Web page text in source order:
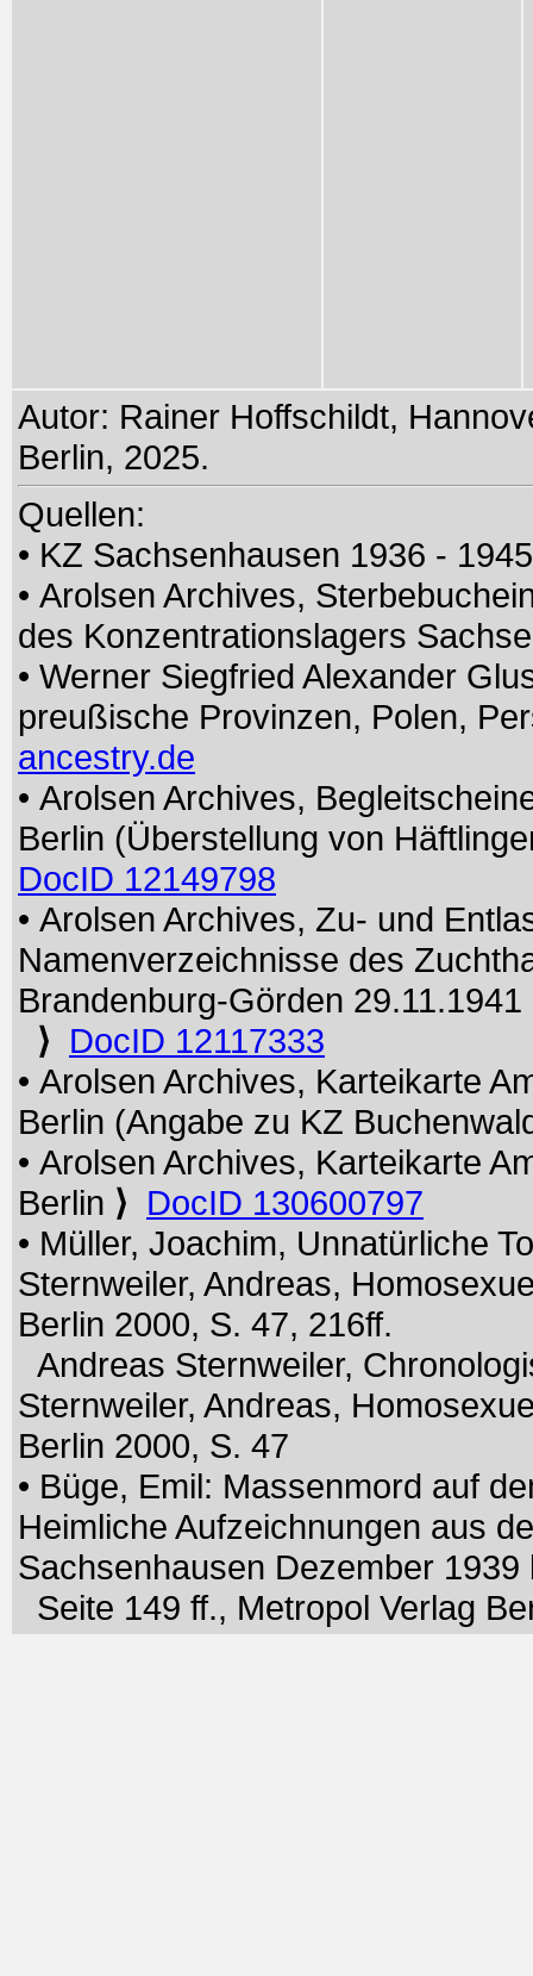
Autor: Rainer Hoffschildt,
Berlin, 2025.
Quellen:
• KZ Sachsenhausen 1936 -
• Arolsen Archives,
des Konzentrationslagers
• Werner Siegfried Alexander
preußische Provinzen, Polen,
ancestry.de
• Arolsen Archives,
Berlin (Überstellung von
DocID 12149798
• Arolsen Archives, Zu- und
Namenverzeichnisse des
Brandenburg-Görden 29.11.1941
⟩ DocID 12117333
• Arolsen Archives, Karteikarte
Berlin (Angabe zu KZ
• Arolsen Archives, Karteikarte
Berlin ⟩ DocID 130600797
• Müller, Joachim, Unnatürliche
Sternweiler, Andreas,
Berlin 2000, S. 47, 216ff.
Andreas Sternweiler,
Sternweiler, Andreas,
Berlin 2000, S. 47
• Büge, Emil: Massenmord auf
Heimliche Aufzeichnungen aus
Sachsenhausen Dezember 1939
Seite 149 ff., Metropol Verlag